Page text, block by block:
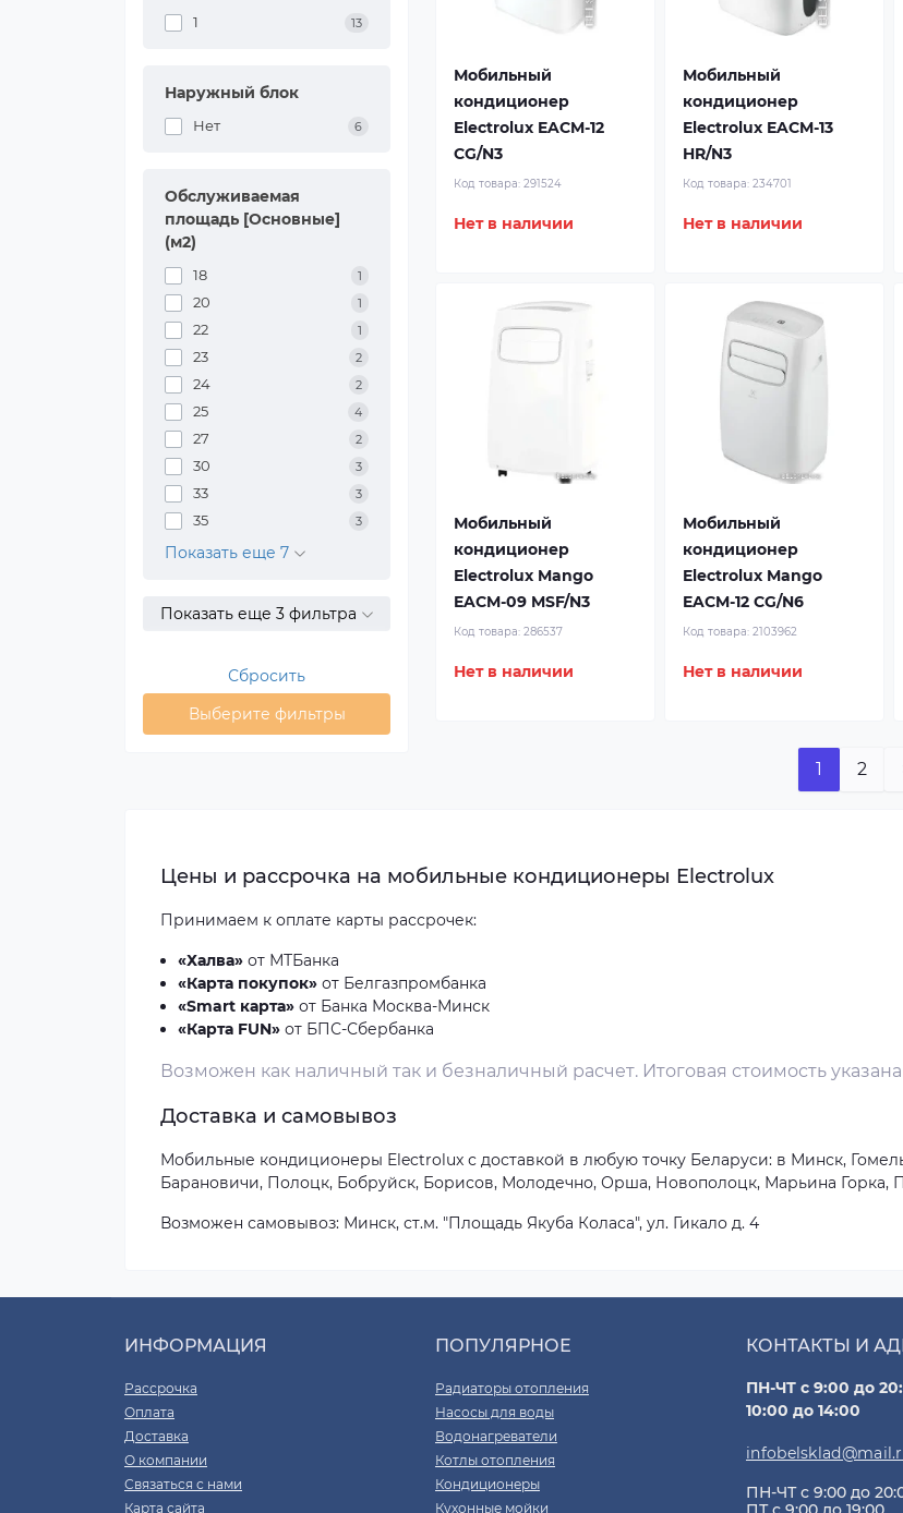
1 13
Наружный блок
Нет 6
Обслуживаемая
площадь [Основные]
(м2)
18 1
20 1
22 1
23 2
24 2
25 4
27 2
30 3
33 3
35 3
Показать еще 7
Показать еще 3 фильтра
Сбросить
Выберите фильтры
Мобильный
кондиционер
Electrolux EACM-12
CG/N3
Код товара: 291524
Нет в наличии
Мобильный
кондиционер
Electrolux EACM-13
HR/N3
Код товара: 234701
Нет в наличии
Мобильный
кондиционер
Electrolux Mango
EACM-09 MSF/N3
Код товара: 286537
Нет в наличии
Мобильный
кондиционер
Electrolux Mango
EACM-12 CG/N6
Код товара: 2103962
Нет в наличии
1 2
Цены и рассрочка на мобильные кондиционеры Electrolux
Принимаем к оплате карты рассрочек:
«Халва» от МТБанка
«Карта покупок» от Белгазпромбанка
«Smart карта» от Банка Москва-Минск
«Карта FUN» от БПС-Сбербанка
Возможен как наличный так и безналичный расчет. Итоговая стоимость
Доставка и самовывоз
Мобильные кондиционеры Electrolux с доставкой в любую точку Беларуси: в Минск,
Барановичи, Полоцк, Бобруйск, Борисов, Молодечно, Орша, Новополоцк, Марьина Горка,
Возможен самовывоз: Минск, ст.м. "Площадь Якуба Коласа", ул. Гикало д. 4
ИНФОРМАЦИЯ
Рассрочка
Оплата
Доставка
О компании
Связаться с нами
Карта сайта
ПОПУЛЯРНОЕ
Радиаторы отопления
Насосы для воды
Водонагреватели
Котлы отопления
Кондиционеры
Кухонные мойки
КОНТАКТЫ И
ПН-ЧТ с 9:00 до
10:00 до 14:00
ПН-ЧТ с 9:00 до